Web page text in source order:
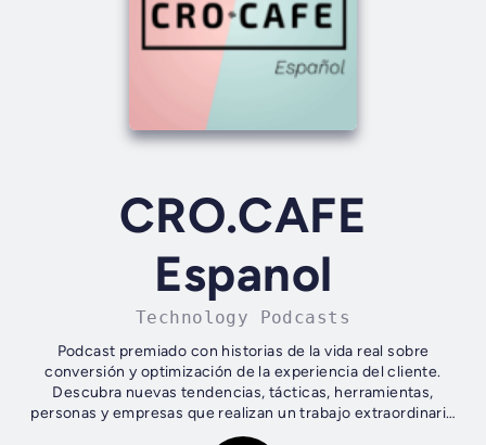
CRO.CAFE
Espanol
Technology Podcasts
Podcast premiado con historias de la vida real sobre
conversión y optimización de la experiencia del cliente.
Descubra nuevas tendencias, tácticas, herramientas,
personas y empresas que realizan un trabajo extraordinario
en el mundo de la optimización...